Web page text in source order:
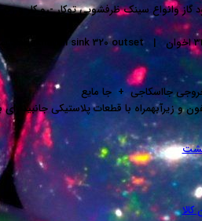
وانواع سینک ظرفشویی توکار -رو کار و
با قطعات پلاستیکی جانبیدارای بست فلزی و نوار